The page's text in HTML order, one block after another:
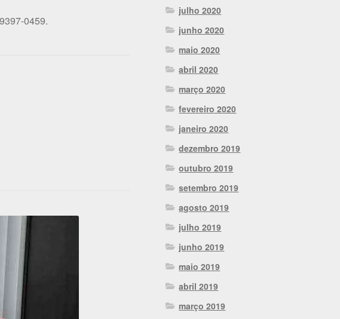
0459.
julho 2020
junho 2020
maio 2020
abril 2020
março 2020
fevereiro 2020
janeiro 2020
dezembro 2019
outubro 2019
setembro 2019
agosto 2019
julho 2019
junho 2019
maio 2019
abril 2019
março 2019